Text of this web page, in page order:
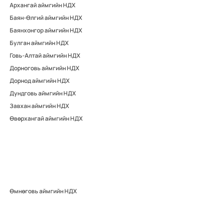
Архангай аймгийн НДХ
Баян-Өлгий аймгийн НДХ
Баянхонгор аймгийн НДХ
Булган аймгийн НДХ
Говь-Алтай аймгийн НДХ
Дорноговь аймгийн НДХ
Дорнод аймгийн НДХ
Дундговь аймгийн НДХ
Завхан аймгийн НДХ
Өвөрхангай аймгийн НДХ
Өмнөговь аймгийн НДХ